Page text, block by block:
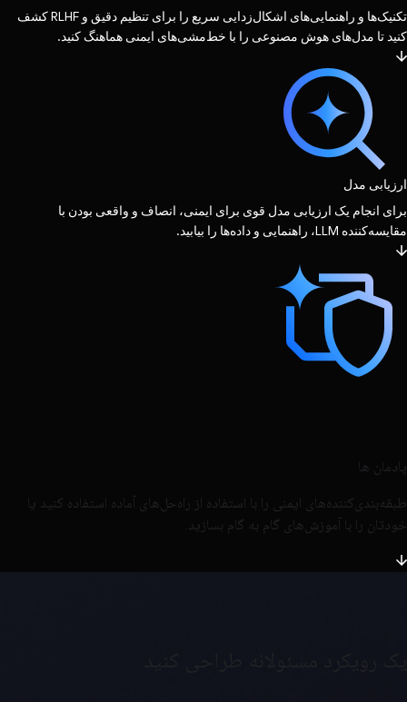
تکنیک‌ها و راهنمایی‌های اشکال‌زدایی سریع را برای تنظیم دقیق و RLHF کشف
کنید تا مدل‌های هوش مصنوعی را با خط‌مشی‌های ایمنی هماهنگ کنید.
ارزیابی مدل
برای انجام یک ارزیابی مدل قوی برای ایمنی، انصاف و واقعی بودن با
مقایسه‌کننده LLM، راهنمایی و داده‌ها را بیابید.
پادمان ها
طبقه‌بندی‌کننده‌های ایمنی را با استفاده از راه‌حل‌های آماده استفاده کنید یا
خودتان را با آموزش‌های گام به گام بسازید.